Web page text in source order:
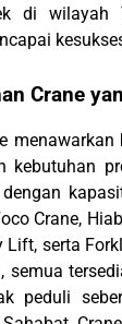
di wilayah
Crane
kebutuhan
dengan
Crane,
Lift, serta
semua
peduli